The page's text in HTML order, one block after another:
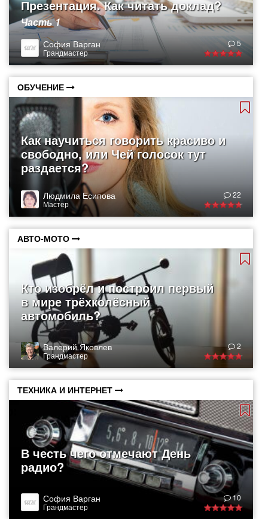
Презентация. Как читать доклад?
Часть 1
София Варган
Грандмастер
5
ОБУЧЕНИЕ
Как научиться говорить красиво и
свободно, или Чей голосок тут
раздается?
Людмила Есипова
Мастер
22
АВТО-МОТО
Кто изобрёл и построил первый
в мире трёхколёсный
автомобиль?
Валерий Яковлев
Грандмастер
2
ТЕХНИКА И ИНТЕРНЕТ
В честь чего отмечают День
радио?
София Варган
Грандмастер
10